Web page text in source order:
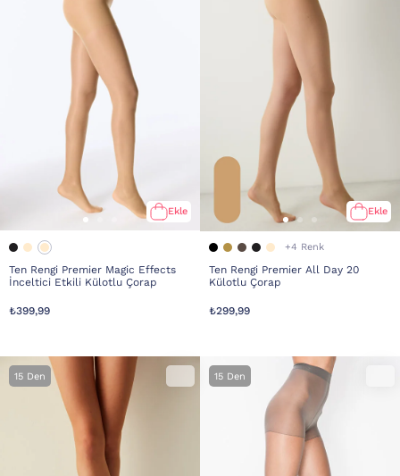
Ekle
Ten Rengi Premier Magic Effects
İnceltici Etkili Külotlu Çorap
₺399,99
Ekle
+4 Renk
Ten Rengi Premier All Day 20
Külotlu Çorap
₺299,99
15 Den 15 Den